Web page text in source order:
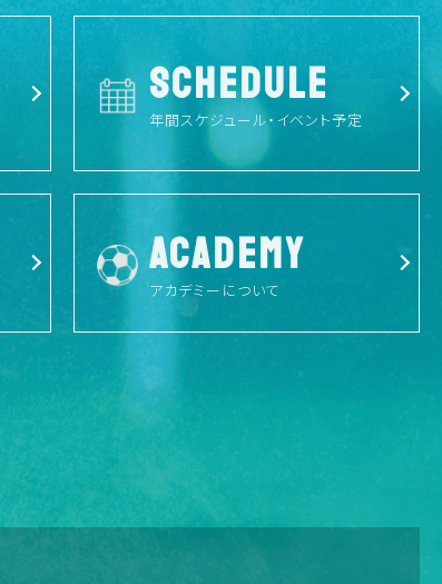
SCHEDULE
年間スケジュール・イベント予定
ACADEMY
アカデミーについて